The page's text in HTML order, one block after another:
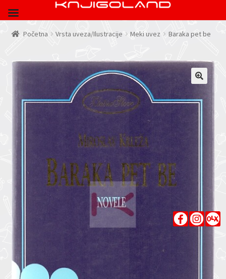
Početna Vrsta uveza/Ilustracije Meki uvez Baraka pet be